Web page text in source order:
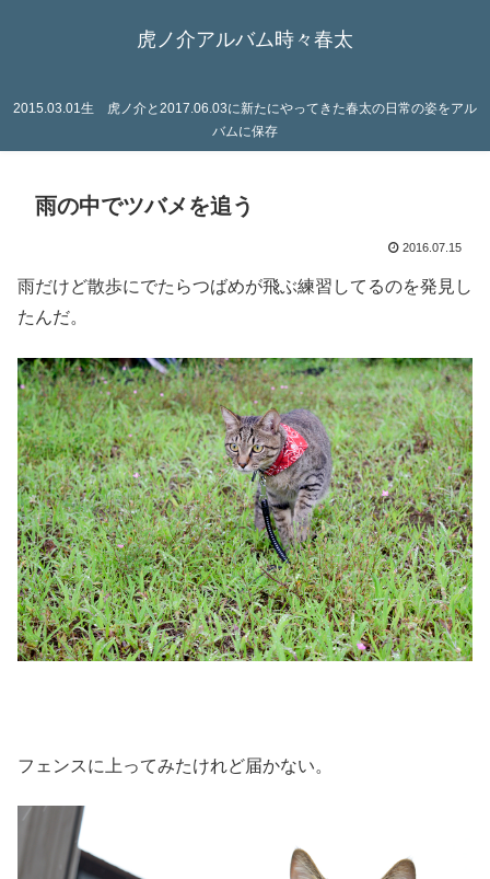
虎ノ介アルバム時々春太
2015.03.01生 虎ノ介と2017.06.03に新たにやってきた春太の日常の姿をアル
バムに保存
雨の中でツバメを追う
2016.07.15
雨だけど散歩にでたらつばめが飛ぶ練習してるのを発見し
たんだ。
フェンスに上ってみたけれど届かない。